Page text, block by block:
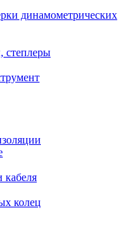
динамометрических
степлеры
колец